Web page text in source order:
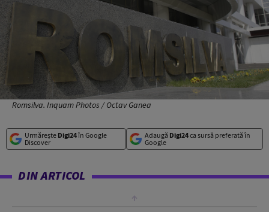
Romsilva. Inquam Photos / Octav Ganea
Urmărește Digi24în Google
Discover
Adaugă Digi24ca sursă preferată în
Google
DIN ARTICOL